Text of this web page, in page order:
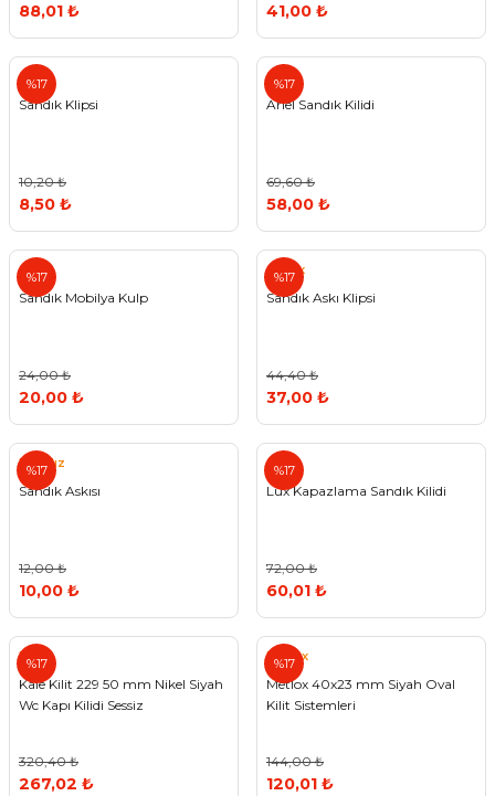
88,01 ₺ 41,00 ₺
%17
Sandık Klipsi
10,20 ₺
8,50 ₺
%17
Arıel
Arıel Sandık Kilidi
69,60 ₺
58,00 ₺
%17
Sandık Mobilya Kulp
24,00 ₺
20,00 ₺
%17
Canex
Sandık Askı Klipsi
44,40 ₺
37,00 ₺
%17
Eryıldız
Sandık Askısı
12,00 ₺
10,00 ₺
%17
Lüx Kapazlama Sandık Kilidi
72,00 ₺
60,01 ₺
%17
Kale
Kale Kilit 229 50 mm Nikel Siyah
Wc Kapı Kilidi Sessiz
320,40 ₺
267,02 ₺
%17
Metlox
Metlox 40x23 mm Siyah Oval
Kilit Sistemleri
144,00 ₺
120,01 ₺